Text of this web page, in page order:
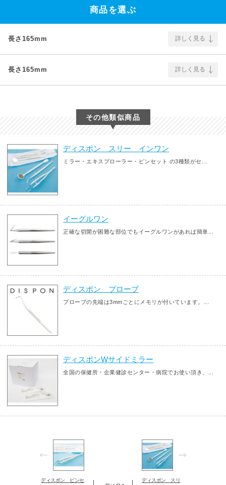
商品を選ぶ
長さ165mm 詳しく見る
長さ165mm 詳しく見る
その他類似商品
ディスポン スリー インワン
ミラー・エキスプローラー・ピンセット の3種類がセ...
イーグルワン
正確な切開が困難な部位でもイーグルワンがあれば簡単...
ディスポン プローブ
プローブの先端は3mmごとにメモリが付いています。...
ディスポンWサイドミラー
全国の保健所・企業健診センター・病院でお使い頂き、...
ディスポン ピンセ
ディスポン スリ